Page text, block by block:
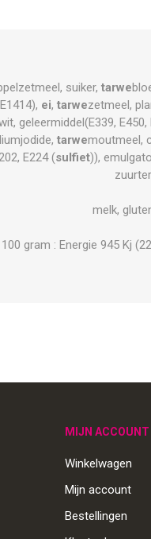
suiker,tarwe
ei, tarwezetmeel,
geleermiddel(E339, E450,
tarwemoutmeel,
E224 (sulfiet)),
melk,
gram : Energie 945 Kj
MIJN ACCOUNT
Winkelwagen
Mijn account
Bestellingen